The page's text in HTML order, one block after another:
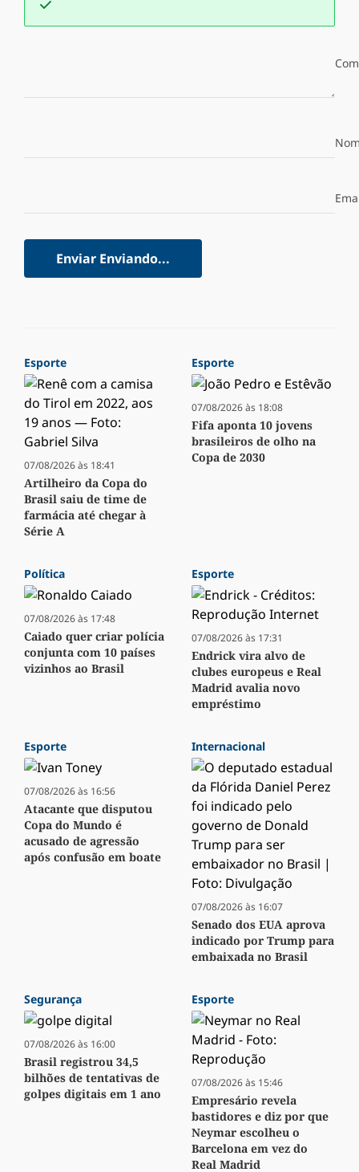
Enviar Enviando...
Esporte
07/08/2026 às 18:41
Artilheiro da Copa do
Brasil saiu de time de
farmácia até chegar à
Série A
Esporte
07/08/2026 às 18:08
Fifa aponta 10 jovens
brasileiros de olho na
Copa de 2030
Política
07/08/2026 às 17:48
Caiado quer criar polícia
conjunta com 10 países
vizinhos ao Brasil
Esporte
07/08/2026 às 17:31
Endrick vira alvo de
clubes europeus e Real
Madrid avalia novo
empréstimo
Esporte
07/08/2026 às 16:56
Atacante que disputou
Copa do Mundo é
acusado de agressão
após confusão em boate
Internacional
07/08/2026 às 16:07
Senado dos EUA aprova
indicado por Trump para
embaixada no Brasil
Segurança
07/08/2026 às 16:00
Brasil registrou 34,5
bilhões de tentativas de
golpes digitais em 1 ano
Esporte
07/08/2026 às 15:46
Empresário revela
bastidores e diz por que
Neymar escolheu o
Barcelona em vez do
Real Madrid